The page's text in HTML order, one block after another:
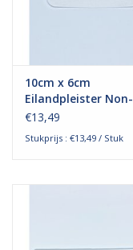
10cm x 6cm
Eilandpleister Non-
Woven
€13,49
Stukprijs : €13,49 / Stuk